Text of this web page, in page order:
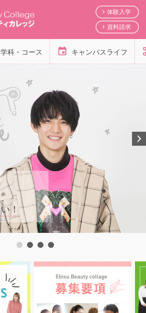
体験入学
資料請求
学科・コース キャンパスライフ
Total beauty course
有名サロンに就職して
沢山の人を可愛くしたい